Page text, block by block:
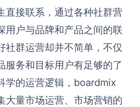
直接联系，通过各种社群营
用户与品牌和产品之间的联
社群运营却并不简单，不仅
服务和目标用户有足够的了
学的运营逻辑，boardmix
大量市场运营、市场营销的